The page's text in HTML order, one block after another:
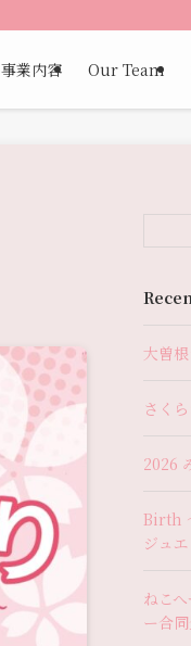
事業内容 Our Team
大曽
さく
2026
Birth
ジュ
ねこ
ー合